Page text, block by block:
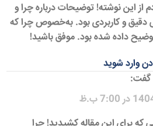
از این نوشته! توضیحات درباره چرا و
دقیق و کاربردی بود. به‌خصوص چرا که
داده شده بود. موفق باشید!
وارد شوید
گفت: